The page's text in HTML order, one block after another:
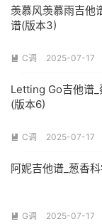
羡慕风羡慕雨吉他
谱(版本3)
 C调 2025-07-17
Letting Go吉他谱
(版本6)
 C调 2025-07-17
阿妮吉他谱_葱香
 G调 2025-07-17